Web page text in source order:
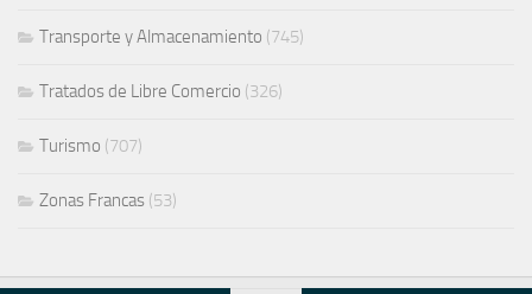
Transporte y Almacenamiento (745)
Tratados de Libre Comercio (326)
Turismo (707)
Zonas Francas (53)